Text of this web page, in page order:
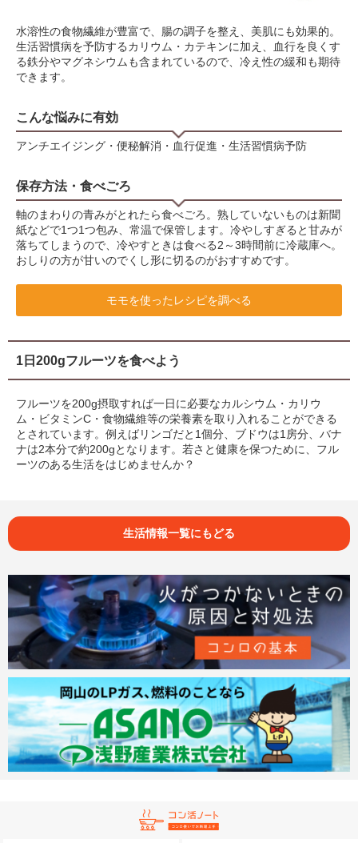
水溶性の食物繊維が豊富で、腸の調子を整え、美肌にも効果的。
生活習慣病を予防するカリウム・カテキンに加え、血行を良くす
る鉄分やマグネシウムも含まれているので、冷え性の緩和も期待
できます。
こんな悩みに有効
アンチエイジング・便秘解消・血行促進・生活習慣病予防
保存方法・食べごろ
軸のまわりの青みがとれたら食べごろ。熟していないものは新聞
紙などで1つ1つ包み、常温で保管します。冷やしすぎると甘みが
落ちてしまうので、冷やすときは食べる2～3時間前に冷蔵庫へ。
おしりの方が甘いのでくし形に切るのがおすすめです。
モモを使ったレシピを調べる
1日200gフルーツを食べよう
フルーツを200g摂取すれば一日に必要なカルシウム・カリウ
ム・ビタミンC・食物繊維等の栄養素を取り入れることができる
とされています。例えばリンゴだと1個分、ブドウは1房分、バナ
ナは2本分で約200gとなります。若さと健康を保つために、フル
ーツのある生活をはじめませんか？
生活情報一覧にもどる